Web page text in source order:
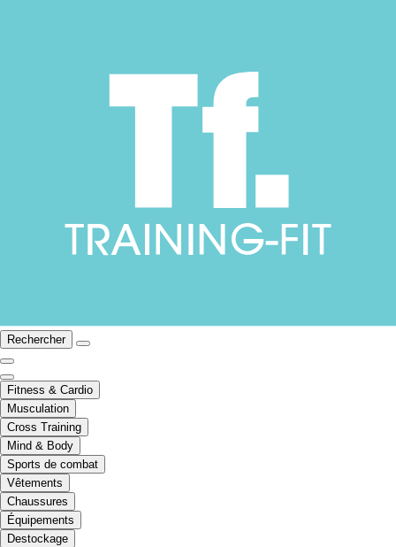
Rechercher
Fitness & Cardio
Musculation
Cross Training
Mind & Body
Sports de combat
Vêtements
Chaussures
Équipements
Destockage